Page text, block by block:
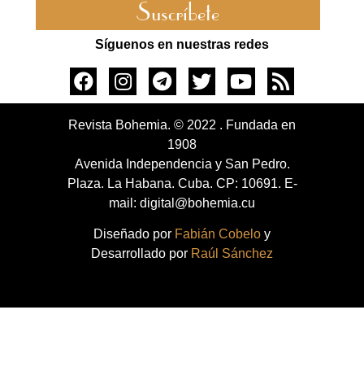
Suscríbete
Síguenos en nuestras redes
Revista Bohemia. © 2022 . Fundada en
1908
Avenida Independencia y San Pedro.
Plaza. La Habana. Cuba. CP: 10691. E-
mail: digital@bohemia.cu
Diseñado por Fabián Cobelo y
Desarrollado por Raúl Sánchez